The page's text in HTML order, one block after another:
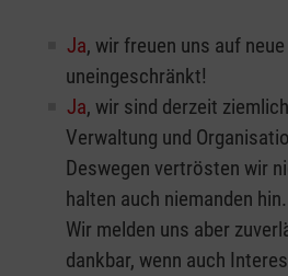
Ja, wir freuen uns auf
uneingeschränkt!
Ja, wir sind derzeit
Verwaltung und
Deswegen vertrösten wir
halten auch niemanden hin.
Wir melden uns aber
dankbar, wenn auch